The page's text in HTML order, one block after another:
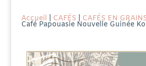
Accueil CAFÉS CAFÉS EN
Café Papouasie Nouvelle Guinée